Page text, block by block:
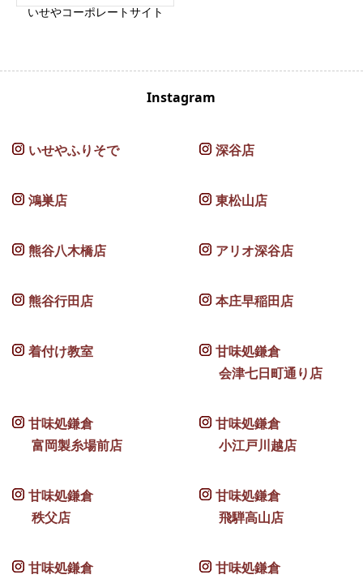
いせやコーポレートサイト
Instagram
いせやふりそで 深谷店
鴻巣店 東松山店
熊谷八木橋店 アリオ深谷店
熊谷行田店 本庄早稲田店
着付け教室
甘味処鎌倉
会津七日町通り店
甘味処鎌倉
富岡製糸場前店
甘味処鎌倉
小江戸川越店
甘味処鎌倉
秩父店
甘味処鎌倉
飛騨高山店
甘味処鎌倉
甘味処鎌倉